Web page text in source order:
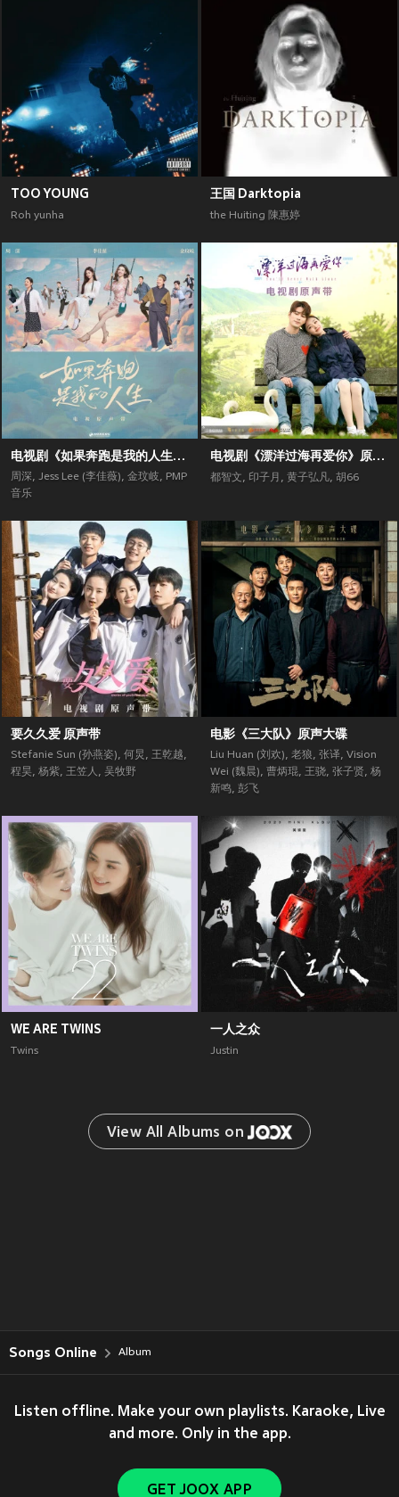
TOO YOUNG
Roh yunha
王国 Darktopia
the Huiting 陳惠婷
电视剧《如果奔跑是我的人生》原声带
周深, Jess Lee (李佳薇), 金玟岐, PMP
音乐
电视剧《漂洋过海再爱你》原声带
都智文, 印子月 , 黄子弘凡, 胡66
要久久爱 原声带
Stefanie Sun (孙燕姿), 何炅, 王乾越,
程昊, 杨紫, 王笠人, 吴牧野
电影《三大队》原声大碟
Liu Huan (刘欢), 老狼, 张译, Vision
Wei (魏晨), 曹炳琨, 王骁, 张子贤, 杨
新鸣, 彭飞
WE ARE TWINS
Twins
一人之众
Justin
View All Albums on
Songs Online Album
Listen offline. Make your own playlists. Karaoke, Live
and more. Only in the app.
GET JOOX APP